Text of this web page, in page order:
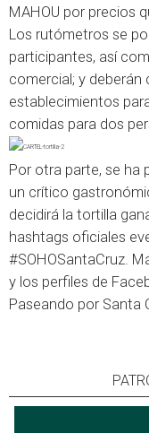
MAHOU por precios
Los rutómetros se
participantes, así
comercial; y
establecimientos
comidas para dos
Por otra parte, se ha
un crítico
decidirá la tortilla
hashtags oficiales
#SOHOSantaCruz.
y los perfiles de
Paseando por Santa